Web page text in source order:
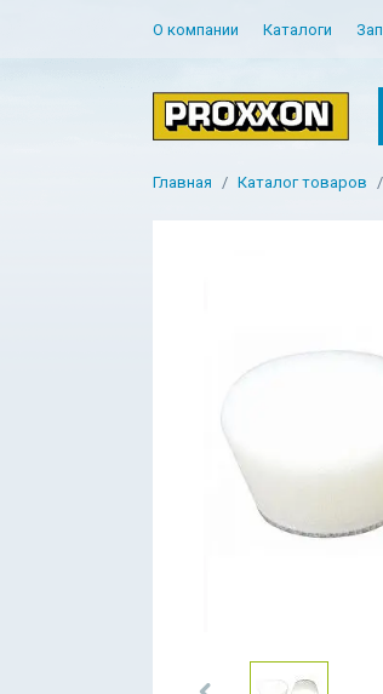
О компании Каталоги
Главная Каталог товаров